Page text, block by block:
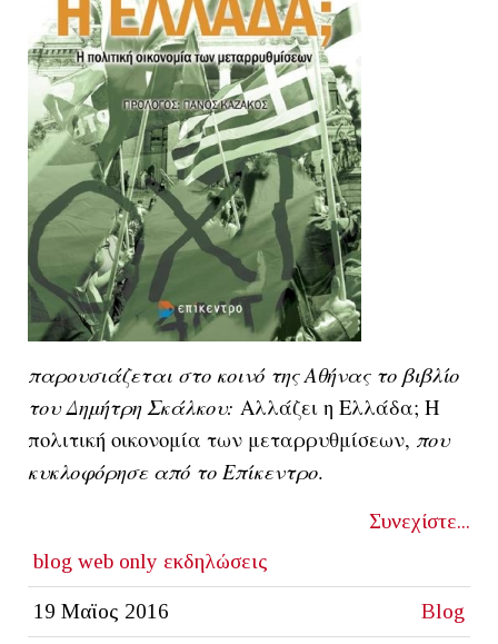
παρουσιάζεται στο κοινό της Αθήνας το βιβλίο
του Δημήτρη Σκάλκου: Αλλάζει η Ελλάδα; Η
πολιτική οικονομία των μεταρρυθμίσεων, που
κυκλοφόρησε από το Επίκεντρο.
Συνεχίστε...
blog web only εκδηλώσεις
19 Μαϊος 2016 Blog